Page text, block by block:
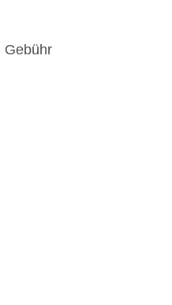
Uhr, gegen Gebühr
Belegung geöffnet.
im Mundi
Gebühr